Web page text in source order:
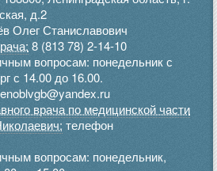
д.2
Олег Станиславович
8 (813 78) 2-14-10
вопросам: понедельник с
с 14.00 до 16.00.
врача по медицинской части
телефон
вопросам: понедельник,